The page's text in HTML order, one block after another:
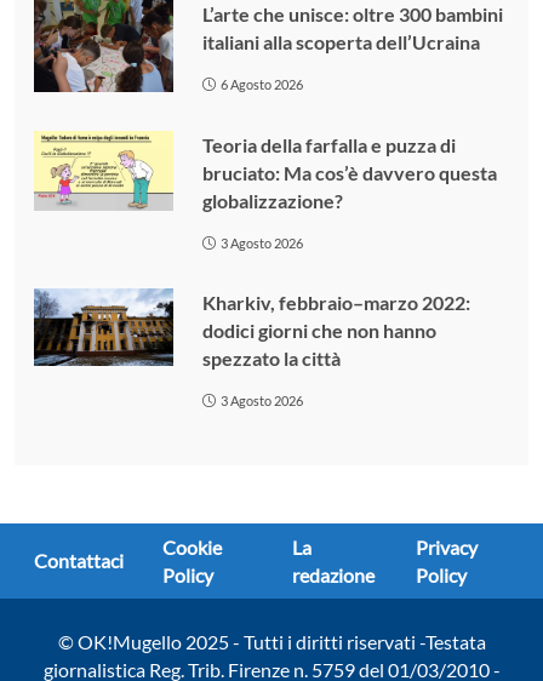
L’arte che unisce: oltre 300 bambini
italiani alla scoperta dell’Ucraina
6 Agosto 2026
Teoria della farfalla e puzza di
bruciato: Ma cos’è davvero questa
globalizzazione?
3 Agosto 2026
Kharkiv, febbraio–marzo 2022:
dodici giorni che non hanno
spezzato la città
3 Agosto 2026
Contattaci
Cookie
Policy
La
redazione
Privacy
Policy
© OK!Mugello 2025 - Tutti i diritti riservati -Testata
giornalistica Reg. Trib. Firenze n. 5759 del 01/03/2010 -